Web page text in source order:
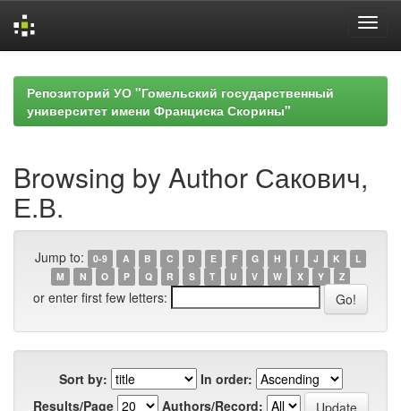
navigationРепозиторий УО "Гомельский государственный
университет имени Франциска Скорины"
Browsing by Author Сакович,
Е.В.
Jump to: 0-9 A B C D E F G H I J K
L
M
N O P Q R S T U V W X Y Z
or enter first few letters:
Sort by:
In order:
Results/Page
Authors/Record: